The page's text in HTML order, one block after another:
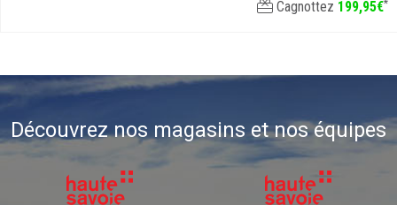
Cagnottez 199,95€*
Découvrez nos magasins et nos équipes